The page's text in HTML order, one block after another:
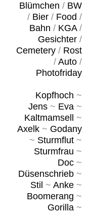
Blümchen / BW
/ Bier/ Food /
Bahn / KGA/
Gesichter/
Cemetery/ Rost
/ Auto/
Photofriday
Kopfhoch ~
Jens~ Eva~
Kaltmamsell
~
Axelk~ Godany
~ Sturmflut~
Sturmfrau ~
Doc~
Düsenschrieb~
Stil ~ Anke~
Boomerang ~
Gorilla~